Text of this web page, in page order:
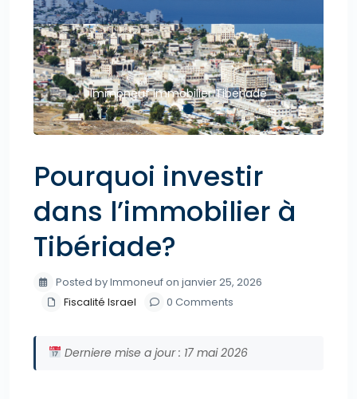
Immoneuf immobilier Tiberiade
Pourquoi investir
dans l’immobilier à
Tibériade?
Posted by Immoneuf on janvier 25, 2026
Fiscalité Israel
0 Comments
Derniere mise a jour : 17 mai 2026